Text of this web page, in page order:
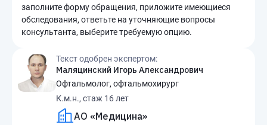
заполните форму обращения, приложите имеющиеся
обследования, ответьте на уточняющие вопросы
консультанта, выберите требуемую опцию.
Текст одобрен экспертом:
Маляцинский Игорь Александрович
Офтальмолог, офтальмохирург
К.м.н., стаж 16 лет
АО «Медицина»